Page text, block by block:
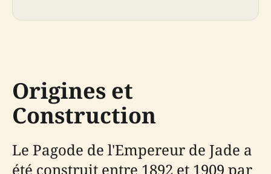
Origines et
Construction
Le Pagode de l'Empereur de Jade a
été construit entre 1892 et 1909 par